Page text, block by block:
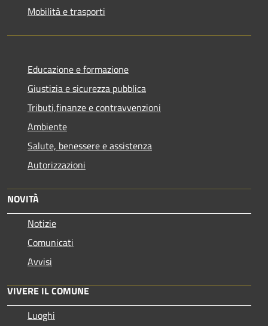
Mobilità e trasporti
Educazione e formazione
Giustizia e sicurezza pubblica
Tributi,finanze e contravvenzioni
Ambiente
Salute, benessere e assistenza
Autorizzazioni
NOVITÀ
Notizie
Comunicati
Avvisi
VIVERE IL COMUNE
Luoghi